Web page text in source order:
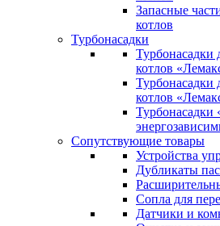
Запасные
котлов
Турбонасадки
Турбонасадки
котлов
Турбонасадки
котлов
Турбонасадки
Сопутствующие товары
Устройства
Дубликаты
Сопла для
Датчики и